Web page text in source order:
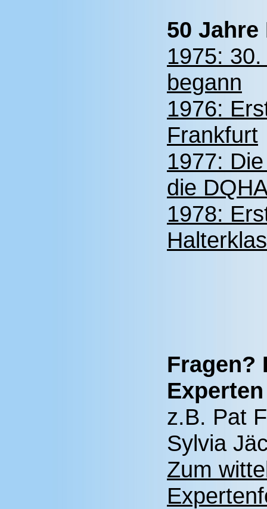
50 Jahre
1975:
begann
1976:
Frankfurt
1977:
die
1978:
Fragen?
z.B. Pat
Sylvia
Zum